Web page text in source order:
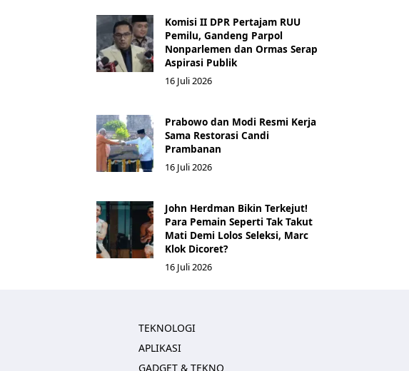
Komisi II DPR Pertajam RUU
Pemilu, Gandeng Parpol
Nonparlemen dan Ormas Serap
Aspirasi Publik
16 Juli 2026
Prabowo dan Modi Resmi Kerja
Sama Restorasi Candi
Prambanan
16 Juli 2026
John Herdman Bikin Terkejut!
Para Pemain Seperti Tak Takut
Mati Demi Lolos Seleksi, Marc
Klok Dicoret?
16 Juli 2026
TEKNOLOGI
APLIKASI
GADGET & TEKNO